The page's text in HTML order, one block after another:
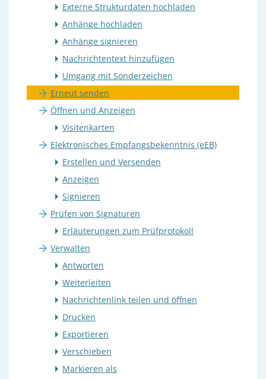
Externe Strukturdaten hochladen
Anhänge hochladen
Anhänge signieren
Nachrichtentext hinzufügen
Umgang mit Sonderzeichen
Erneut senden
Öffnen und Anzeigen
Visitenkarten
Elektronisches Empfangsbekenntnis (eEB)
Erstellen und Versenden
Anzeigen
Signieren
Prüfen von Signaturen
Erläuterungen zum Prüfprotokoll
Verwalten
Antworten
Weiterleiten
Nachrichtenlink teilen und öffnen
Drucken
Exportieren
Verschieben
Markieren als